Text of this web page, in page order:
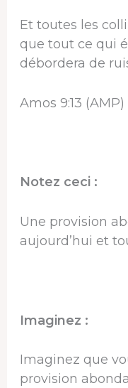
Et toutes les
que tout ce qui
débordera de
Amos 9:13 (AMP)
Notez ceci :
Une provision
aujourd’hui et
Imaginez :
Imaginez que
provision